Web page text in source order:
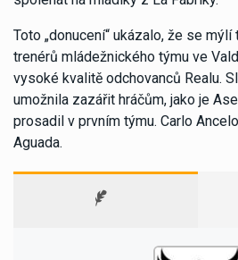
Toto „donucení“ ukázalo, že se
trenérů mládežnického týmu ve
vysoké kvalitě odchovanců Realu.
umožnila zazářit hráčům, jako je
prosadil v prvním týmu. Carlo
Aguada.